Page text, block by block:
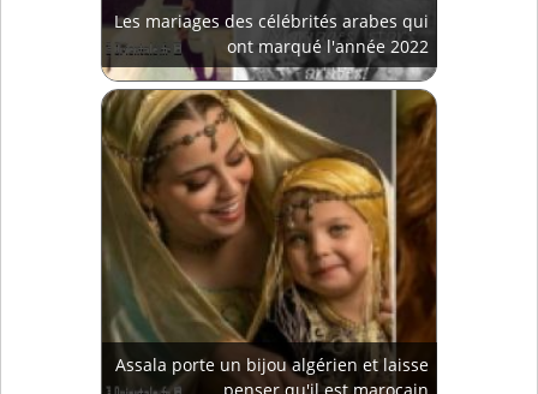
Les mariages des célébrités arabes qui
ont marqué l'année 2022
Assala porte un bijou algérien et laisse